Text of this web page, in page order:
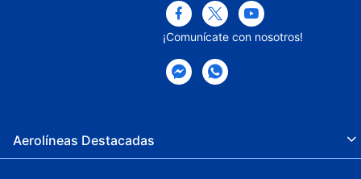
¡Comunícate con nosotros!
Aerolíneas Destacadas